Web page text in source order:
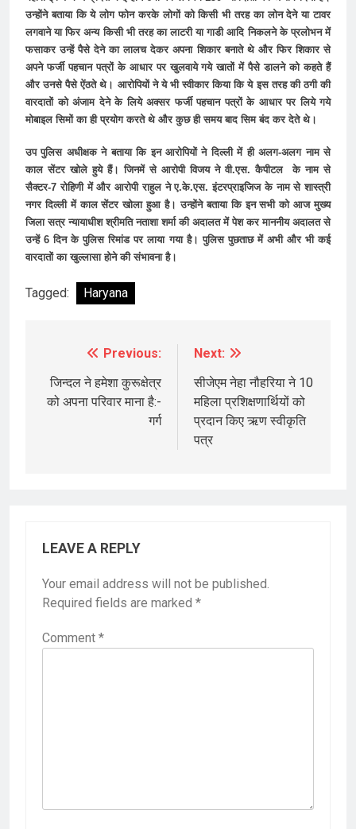
उन्होंने बताया कि ये लोग फोन करके लोगों को किसी भी तरह का लोन देने या टावर
लगवाने या फिर अन्य किसी भी तरह का लाटरी या गाडी आदि निकलने के प्रलोभन में
फसाकर उन्हें पैसे देने का लालच देकर अपना शिकार बनाते थे और फिर शिकार से
अपने फर्जी पहचान पत्रों के आधार पर खुलवाये गये खातों में पैसे डालने को कहते हैं
और उनसे पैसे ऐंठते थे। आरोपियों ने ये भी स्वीकार किया कि ये इस तरह की ठगी की
वारदातों को अंजाम देने के लिये अक्सर फर्जी पहचान पत्रों के आधार पर लिये गये
मोबाइल सिमों का ही प्रयोग करते थे और कुछ ही समय बाद सिम बंद कर देते थे।
उप पुलिस अधीक्षक ने बताया कि इन आरोपियों ने दिल्ली में ही अलग-अलग नाम से
काल सेंटर खोले हुये हैं। जिनमें से आरोपी विजय ने वी.एस. कैपीटल के नाम से
सैक्टर-7 रोहिणी में और आरोपी राहुल ने ए.के.एस. इंटरप्राइजिज के नाम से शास्त्री
नगर दिल्ली में काल सेंटर खोला हुआ है। उन्होंने बताया कि इन सभी को आज मुख्य
जिला सत्र न्यायाधीश श्रीमति नताशा शर्मा की अदालत में पेश कर माननीय अदालत से
उन्हें 6 दिन के पुलिस रिमांड पर लाया गया है। पुलिस पुछताछ में अभी और भी कई
वारदातों का खुल्लासा होने की संभावना है।
Tagged: Haryana
navigation
Previous:
जिन्दल ने हमेशा कुरूक्षेत्र
को अपना परिवार माना है:-
गर्ग
Next:
सीजेएम नेहा नौहरिया ने 10
महिला प्रशिक्षणार्थियों को
प्रदान किए ऋण स्वीकृति
पत्र
LEAVE A REPLY
Your email address will not be published.
Required fields are marked *
Comment *